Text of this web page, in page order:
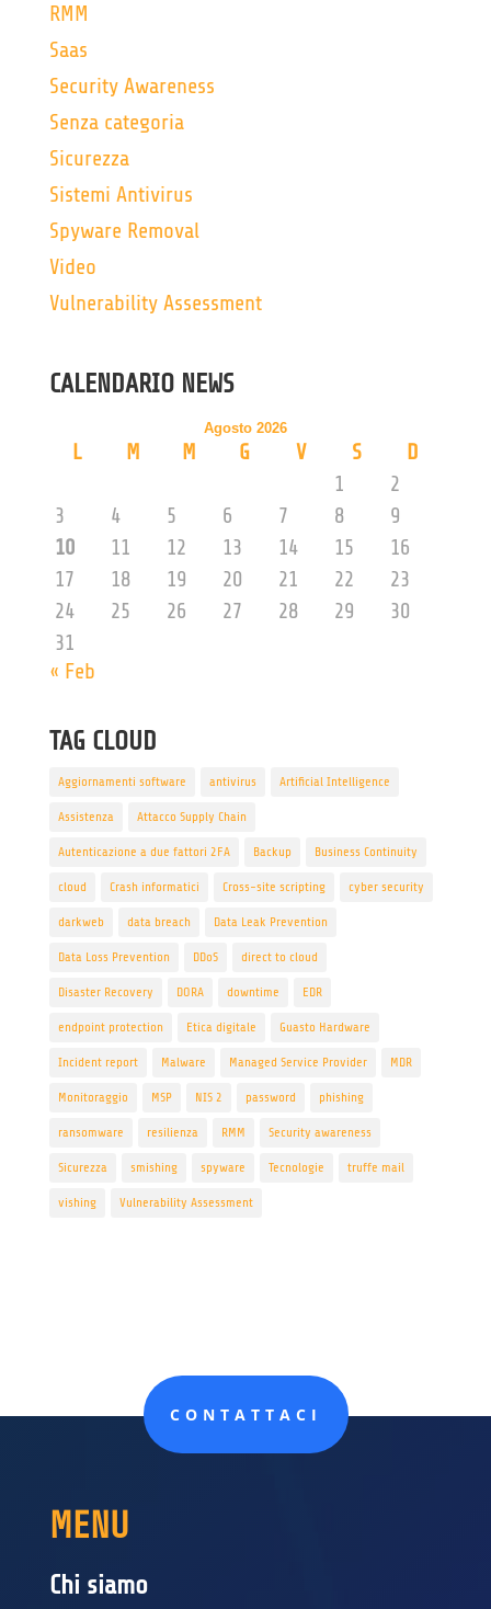
RMM
Saas
Security Awareness
Senza categoria
Sicurezza
Sistemi Antivirus
Spyware Removal
Video
Vulnerability Assessment
CALENDARIO NEWS
Agosto 2026
L M M G V S
D
1
2
3
4 5 6 7 8
9
10
11 12 13 14 15
16
17
18 19 20 21 22
23
24
25 26 27 28 29
30
31
« Feb
TAG CLOUD
Aggiornamenti software antivirus Artificial Intelligence
Assistenza Attacco Supply Chain
Autenticazione a due fattori 2FA Backup Business Continuity
cloud Crash informatici Cross-site scripting cyber security
darkweb data breach Data Leak Prevention
Data Loss Prevention DDoS direct to cloud
Disaster Recovery DORA downtime EDR
endpoint protection Etica digitale Guasto Hardware
Incident report Malware Managed Service Provider MDR
Monitoraggio MSP NIS 2 password phishing
ransomware resilienza RMM Security awareness
Sicurezza smishing spyware Tecnologie truffe mail
vishing Vulnerability Assessment
CONTATTACI
MENU
Chi siamo